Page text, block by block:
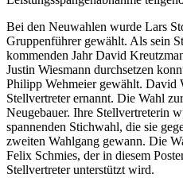
Bei den Neuwahlen wurde Lars
Gruppenführer gewählt. Als sein
kommenden Jahr David
Justin Wiesmann durchsetzen
Philipp Wehmeier gewählt. David
Stellvertreter ernannt. Die Wahl
Neugebauer. Ihre Stellvertreterin
spannenden Stichwahl, die sie
zweiten Wahlgang gewann. Die
Felix Schmies, der in diesem
Stellvertreter unterstützt wird.